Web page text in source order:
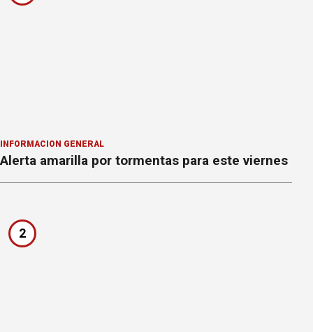
INFORMACION GENERAL
Alerta amarilla por tormentas para este viernes
2